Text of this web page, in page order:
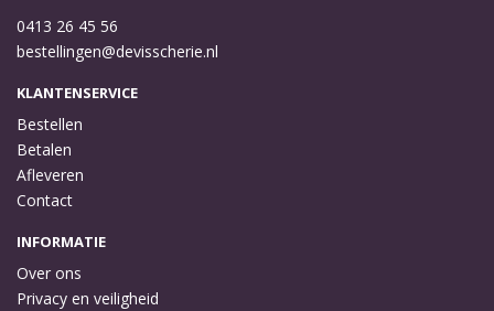
0413 26 45 56
bestellingen@devisscherie.nl
KLANTENSERVICE
Bestellen
Betalen
Afleveren
Contact
INFORMATIE
Over ons
Privacy en veiligheid